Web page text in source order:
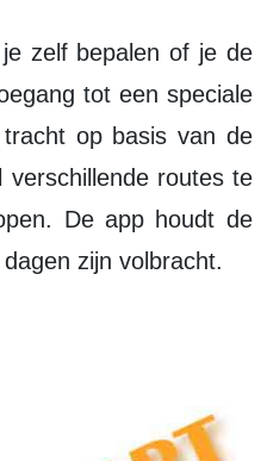
tot een speciale
op basis van de
verschillende routes te
De app houdt de
zijn volbracht.